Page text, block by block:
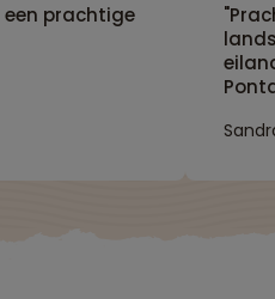
prachtige